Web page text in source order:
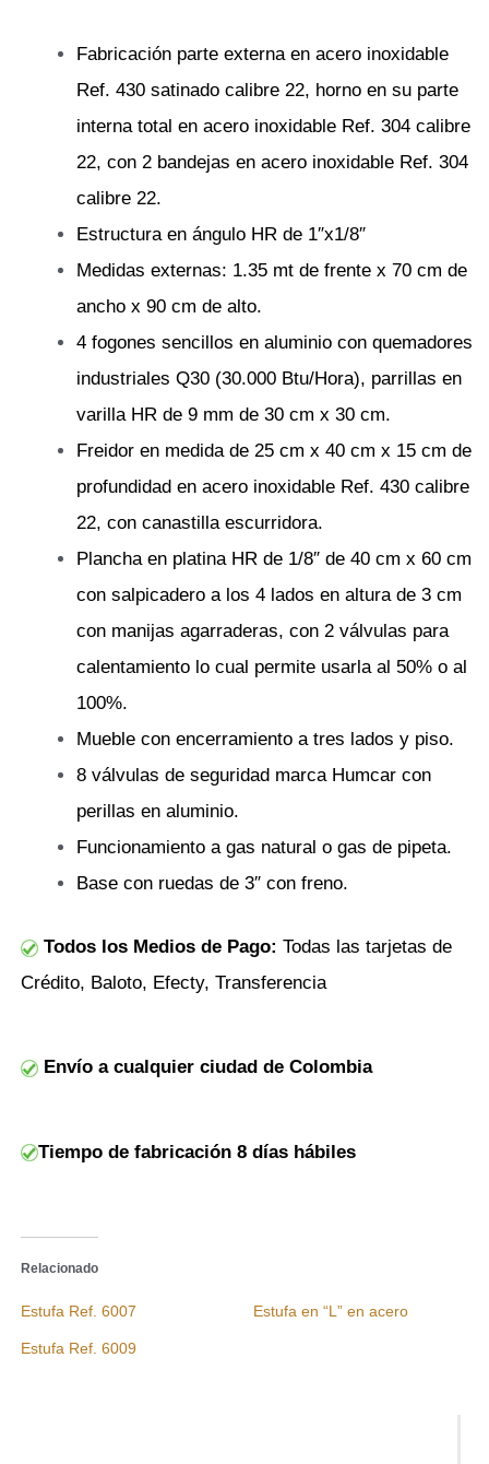
Fabricación parte externa en acero inoxidable
Ref. 430 satinado calibre 22, horno en su parte
interna total en acero inoxidable Ref. 304 calibre
22, con 2 bandejas en acero inoxidable Ref. 304
calibre 22.
Estructura en ángulo HR de 1″x1/8″
Medidas externas: 1.35 mt de frente x 70 cm de
ancho x 90 cm de alto.
4 fogones sencillos en aluminio con quemadores
industriales Q30 (30.000 Btu/Hora), parrillas en
varilla HR de 9 mm de 30 cm x 30 cm.
Freidor en medida de 25 cm x 40 cm x 15 cm de
profundidad en acero inoxidable Ref. 430 calibre
22, con canastilla escurridora.
Plancha en platina HR de 1/8″ de 40 cm x 60 cm
con salpicadero a los 4 lados en altura de 3 cm
con manijas agarraderas, con 2 válvulas para
calentamiento lo cual permite usarla al 50% o al
100%.
Mueble con encerramiento a tres lados y piso.
8 válvulas de seguridad marca Humcar con
perillas en aluminio.
Funcionamiento a gas natural o gas de pipeta.
Base con ruedas de 3″ con freno.
Todos los Medios de Pago: Todas las tarjetas de
Crédito, Baloto, Efecty, Transferencia
Envío a cualquier ciudad de Colombia
Tiempo de fabricación 8 días hábiles
Relacionado
Estufa Ref. 6007 Estufa en “L” en acero
Estufa Ref. 6009